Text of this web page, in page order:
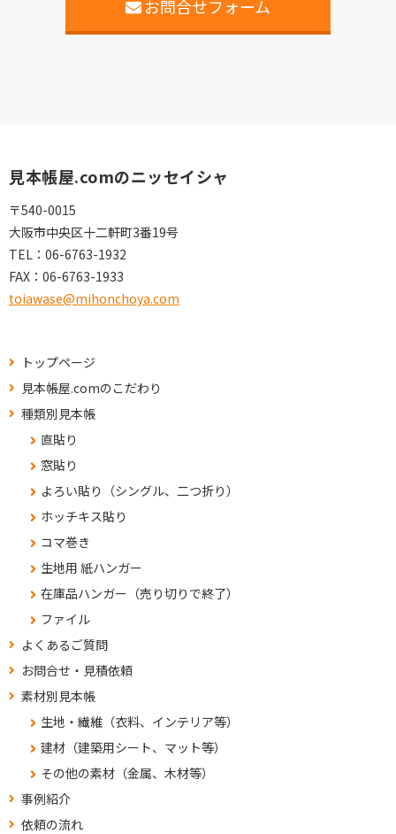
お問合せフォーム
見本帳屋.comのニッセイシャ
〒540-0015
大阪市中央区十二軒町3番19号
TEL： 06-6763-1932
FAX： 06-6763-1933
toiawase@mihonchoya.com
トップページ
見本帳屋.comのこだわり
種類別見本帳
直貼り
窓貼り
よろい貼り（シングル、二つ折り）
ホッチキス貼り
コマ巻き
生地用 紙ハンガー
在庫品ハンガー（売り切りで終了）
ファイル
よくあるご質問
お問合せ・見積依頼
素材別見本帳
生地・繊維（衣料、インテリア等）
建材（建築用シート、マット等）
その他の素材（金属、木材等）
事例紹介
依頼の流れ